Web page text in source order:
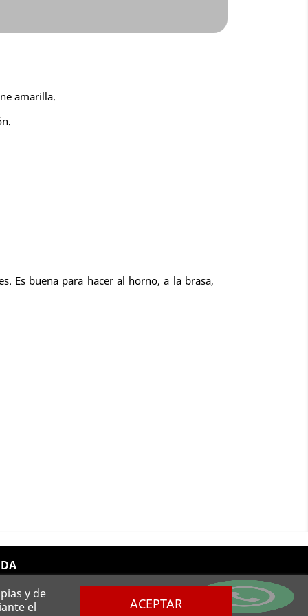
y de
el
ACEPTAR
amarilla.
Es buena para hacer al horno, a la brasa,